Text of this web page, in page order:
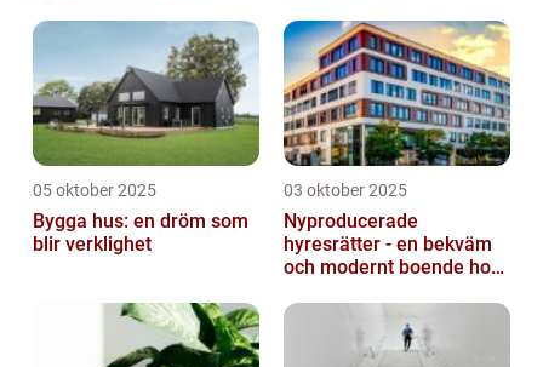
05 oktober 2025
Bygga hus: en dröm som
blir verklighet
03 oktober 2025
Nyproducerade
hyresrätter - en bekväm
och modernt boende hos
nyproduktion